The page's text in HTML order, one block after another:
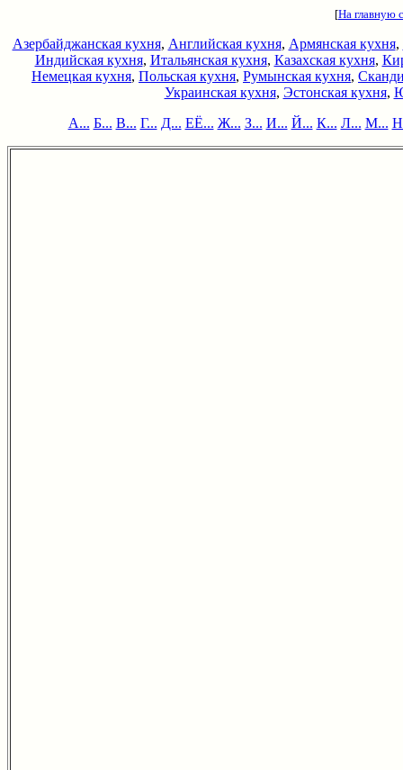
[На главную
Азербайджанская кухня, Английская кухня, Армянская кухня,
Индийская кухня, Итальянская кухня, Казахская кухня,
Немецкая кухня, Польская кухня, Румынская кухня,
Украинская кухня, Эстонская кухня,
А... Б... В... Г... Д... ЕЁ... Ж... З... И... Й... К... Л... М...